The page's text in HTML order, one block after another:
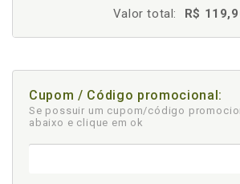
Valor total: R$
Cupom / Código promocional:
Se possuir um cupom/código
abaixo e clique em ok